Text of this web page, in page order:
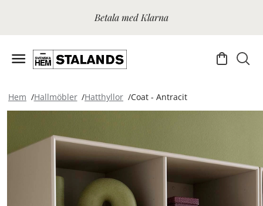
Betala med Klarna
Hem Hallmöbler Hatthyllor Coat - Antracit